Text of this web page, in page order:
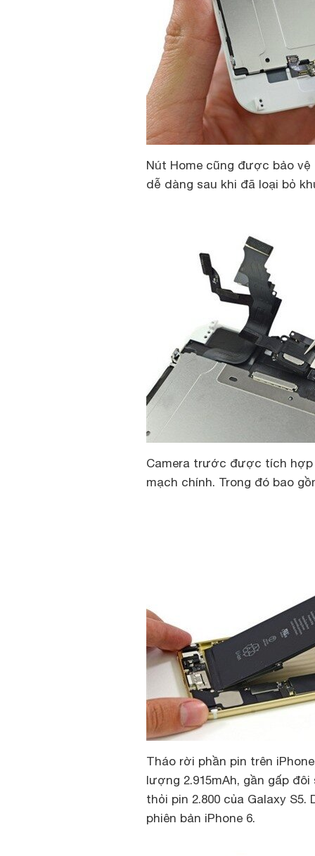
Nút Home cũng được bảo
dễ dàng sau khi đã loại bỏ
Camera trước được tích hợp
mạch chính. Trong đó bao
Tháo rời phần pin trên
lượng 2.915mAh, gần gấp
thỏi pin 2.800 của Galaxy
phiên bản iPhone 6.